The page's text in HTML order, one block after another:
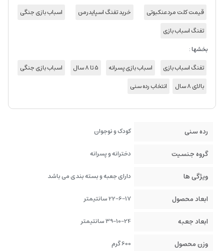
قیمت کلت مردعنکبوتی
خرید تفنگ اسپایدرمن
اسباب بازی جنگی
تفنگ اسباب بازی
بخشها :
تفنگ اسباب بازی
اسباب بازی پسرانه 5 تا 8 سال
اسباب بازی جنگی
بالای 8 سال
انتخاب رده سنی
رده سنی کودک و نوجوان
گروه جنسیت دخترانه و پسرانه
ویژگی ها دارای جعبه و بسته بندی می باشد
ابعاد محصول 22-6-17 سانتیمتر
ابعاد جعبه 39-10-24 سانتیمتر
وزن محصول 600 گرم